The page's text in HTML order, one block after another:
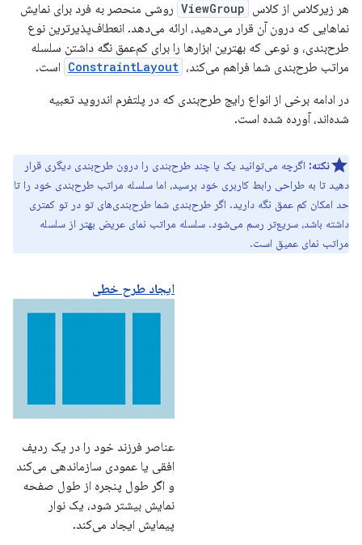
هر زیرکلاس از کلاس ViewGroup روشی منحصر به فرد برای نمایش
نماهایی که درون آن قرار می‌دهید، ارائه می‌دهد. انعطاف‌پذیرترین نوع
طرح‌بندی، و نوعی که بهترین ابزارها را برای کم‌عمق نگه داشتن سلسله
مراتب طرح‌بندی شما فراهم می‌کند، ConstraintLayout است.
در ادامه برخی از انواع رایج طرح‌بندی که در پلتفرم اندروید تعبیه
شده‌اند، آورده شده است.
نکته: اگرچه می‌توانید یک یا چند طرح‌بندی را درون طرح‌بندی دیگری قرار
دهید تا به طراحی رابط کاربری خود برسید، اما سلسله مراتب طرح‌بندی خود را تا
حد امکان کم عمق نگه دارید. اگر طرح‌بندی شما طرح‌بندی‌های تو در تو کمتری
داشته باشد، سریع‌تر رسم می‌شود. سلسله مراتب نمای عریض بهتر از سلسله
مراتب نمای عمیق است.
ایجاد طرح خطی
عناصر فرزند خود را در یک ردیف
افقی یا عمودی سازماندهی می‌کند
و اگر طول پنجره از طول صفحه
نمایش بیشتر شود، یک نوار
پیمایش ایجاد می‌کند.